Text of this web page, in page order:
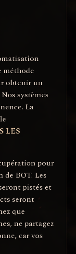
méthode
obtenir un
systèmes
La
LES
pour
BOT. Les
pistés et
seront
que
ne partagez
car vos